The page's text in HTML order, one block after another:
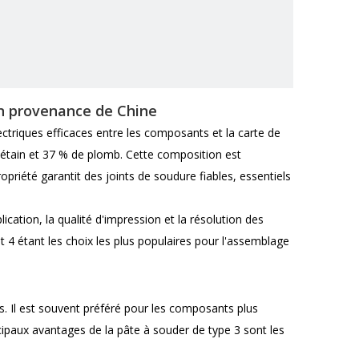
provenance de Chine
efficaces entre les composants et la carte de
et 37 % de plomb. Cette composition est
garantit des joints de soudure fiables, essentiels
la qualité d'impression et la résolution des
étant les choix les plus populaires pour l'assemblage
Il est souvent préféré pour les composants plus
avantages de la pâte à souder de type 3 sont les